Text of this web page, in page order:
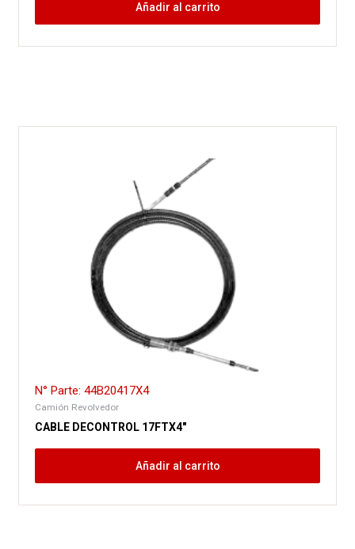
Añadir al carrito
N° Parte: 44B20417X4
Camión Revolvedor
CABLE DECONTROL 17FTX4″
Añadir al carrito